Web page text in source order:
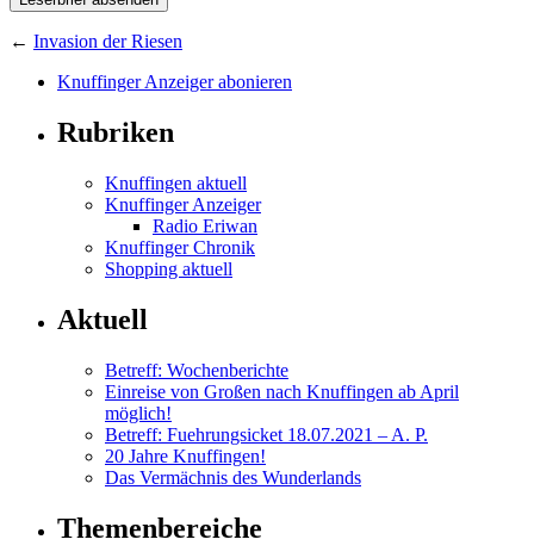
← Invasion der Riesen
Knuffinger Anzeiger abonieren
Rubriken
Knuffingen aktuell
Knuffinger Anzeiger
Radio Eriwan
Knuffinger Chronik
Shopping aktuell
Aktuell
Betreff: Wochenberichte
Einreise von Großen nach Knuffingen ab April
möglich!
Betreff: Fuehrungsicket 18.07.2021 – A. P.
20 Jahre Knuffingen!
Das Vermächnis des Wunderlands
Themenbereiche